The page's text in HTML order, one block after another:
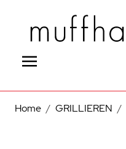
Home / GRILLIEREN /